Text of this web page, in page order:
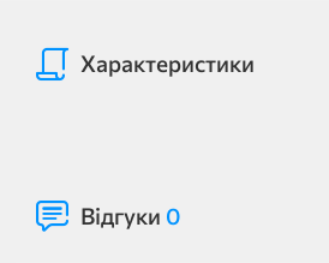
Характеристики
Відгуки 0